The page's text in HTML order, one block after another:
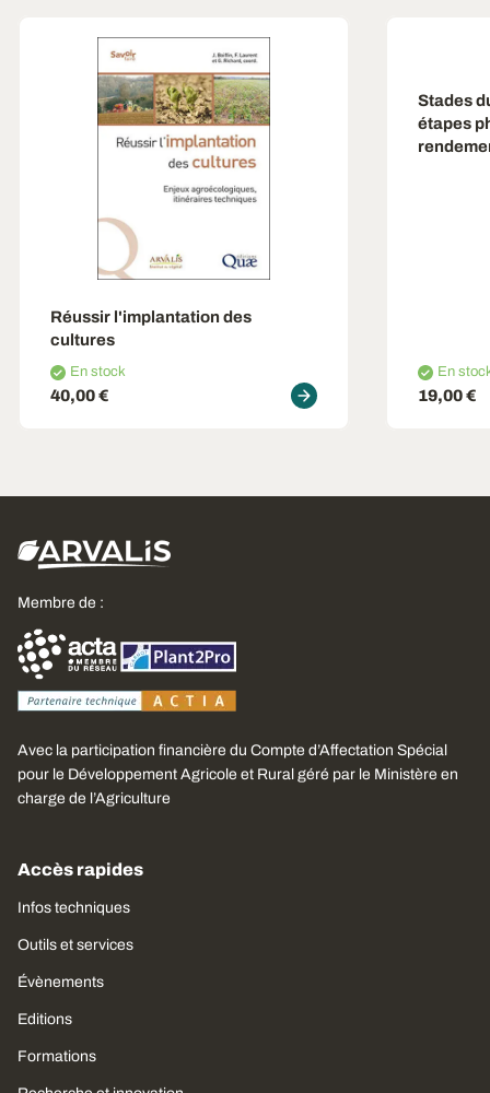
Réussir l'implantation des
cultures
En stock
40,00 €
Stades
étapes
En
19,00 €
Membre de :
Avec la participation financière du Compte d’Affectation Spécial
pour le Développement Agricole et Rural géré par le Ministère en
charge de l’Agriculture
Accès rapides
Infos techniques
Outils et services
Évènements
Editions
Formations